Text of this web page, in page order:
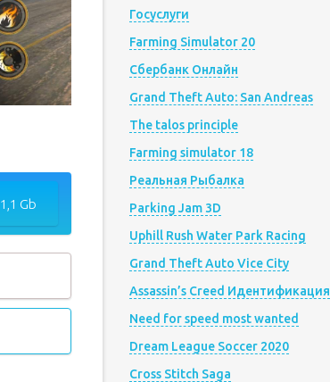
1,1 Gb
Госуслуги
Farming Simulator 20
Сбербанк Онлайн
Grand Theft Auto: San Andreas
The talos principle
Farming simulator 18
Реальная Рыбалка
Parking Jam 3D
Uphill Rush Water Park Racing
Grand Theft Auto Vice City
Assassin’s Creed Идентификация
Need for speed most wanted
Dream League Soccer 2020
Cross Stitch Saga